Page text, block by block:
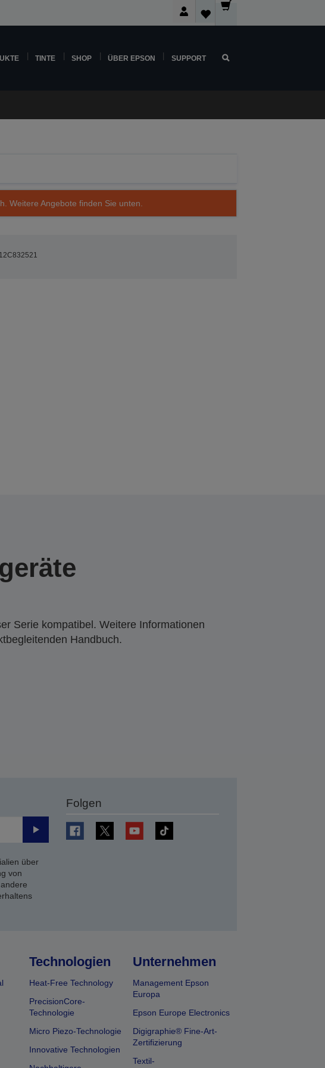
TINTE SHOP ÜBER EPSON SUPPORT
Weitere Angebote finden Sie unten.
Serie kompatibel. Weitere Informationen
Handbuch.
Senden
über
von
Folgen
Technologien
Heat-Free Technology
PrecisionCore-
Technologie
Micro Piezo-Technologie
Innovative Technologien
Unternehmen
Management Epson
Europa
Epson Europe Electronics
Digigraphie® Fine-Art-
Zertifizierung
Textil-